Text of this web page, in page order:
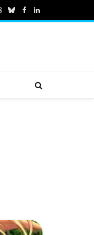
BlueskyFacebook
LinkedIn